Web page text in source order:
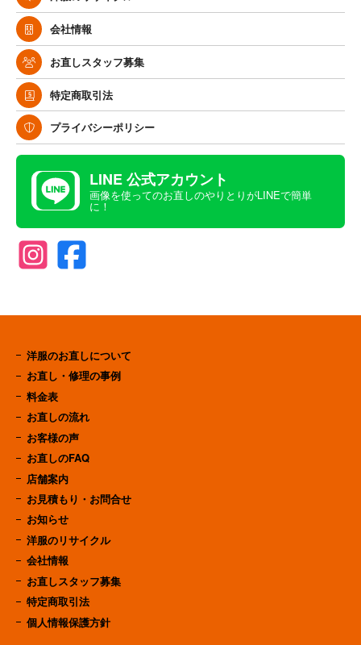
会社情報
お直しスタッフ募集
特定商取引法
プライバシーポリシー
LINE 公式アカウント
画像を使ってのお直しのやりとりがLINEで簡単
に！
洋服のお直しについて
お直し・修理の事例
料金表
お直しの流れ
お客様の声
お直しのFAQ
店舗案内
お見積もり・お問合せ
お知らせ
洋服のリサイクル
会社情報
お直しスタッフ募集
特定商取引法
個人情報保護方針